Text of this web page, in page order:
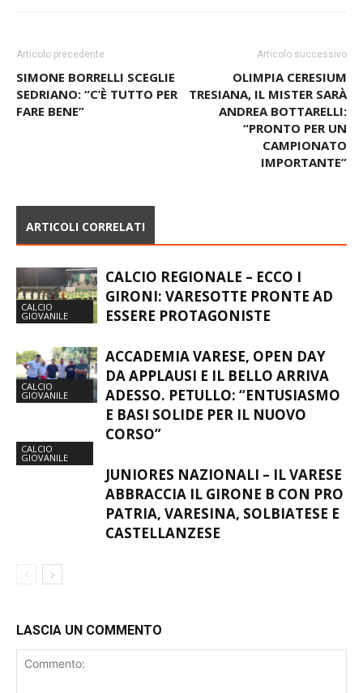
SIMONE BORRELLI SCEGLIE
SEDRIANO: “C’È TUTTO PER
OLIMPIA CERESIUM
TRESIANA, IL MISTER SARÀ
ANDREA BOTTARELLI:
“PRONTO PER UN
CAMPIONATO
ARTICOLI CORRELATI
CALCIO
CALCIO REGIONALE – ECCO I
GIRONI: VARESOTTE PRONTE AD
CALCIO
ACCADEMIA VARESE, OPEN DAY
DA APPLAUSI E IL BELLO ARRIVA
ADESSO. PETULLO: “ENTUSIASMO
E BASI SOLIDE PER IL NUOVO
CALCIO
JUNIORES NAZIONALI – IL VARESE
ABBRACCIA IL GIRONE B CON PRO
PATRIA, VARESINA, SOLBIATESE E